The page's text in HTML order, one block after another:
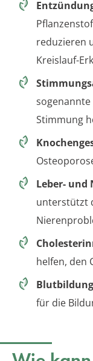
reduzieren
Kreislauf-
sogenannte
Stimmung
Leber-
unterstützt
helfen, den
für die